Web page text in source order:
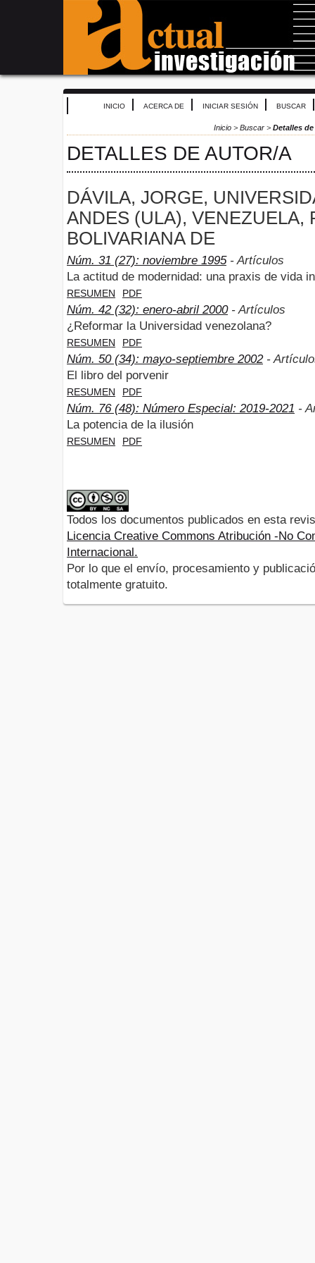
INICIO ACERCA DE INICIAR SESIÓN BUSCAR
Inicio > Buscar > Detalles
DETALLES DE AUTOR/A
DÁVILA, JORGE,
ANDES (ULA), VENEZUELA,
BOLIVARIANA DE
Núm. 31 (27): noviembre 1995- Artículos
La actitud de modernidad: una praxis de vida
RESUMEN PDF
Núm. 42 (32): enero-abril 2000- Artículos
¿Reformar la Universidad venezolana?
RESUMEN PDF
Núm. 50 (34): mayo-septiembre 2002-
El libro del porvenir
RESUMEN PDF
Núm. 76 (48): Número Especial: 2019-2021 -
La potencia de la ilusión
RESUMEN PDF
Todos los documentos publicados en esta
Licencia Creative Commons Atribución -No
Internacional.
Por lo que el envío, procesamiento y
totalmente gratuito.